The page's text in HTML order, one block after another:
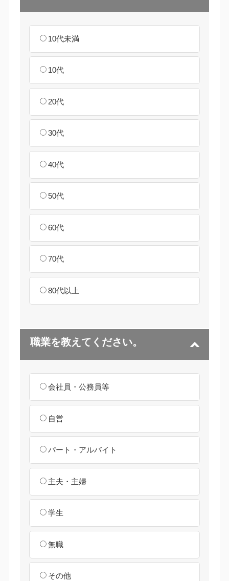
10代未満
10代
20代
30代
40代
50代
60代
70代
80代以上
職業を教えてください。
会社員・公務員等
自営
パート・アルバイト
主夫・主婦
学生
無職
その他